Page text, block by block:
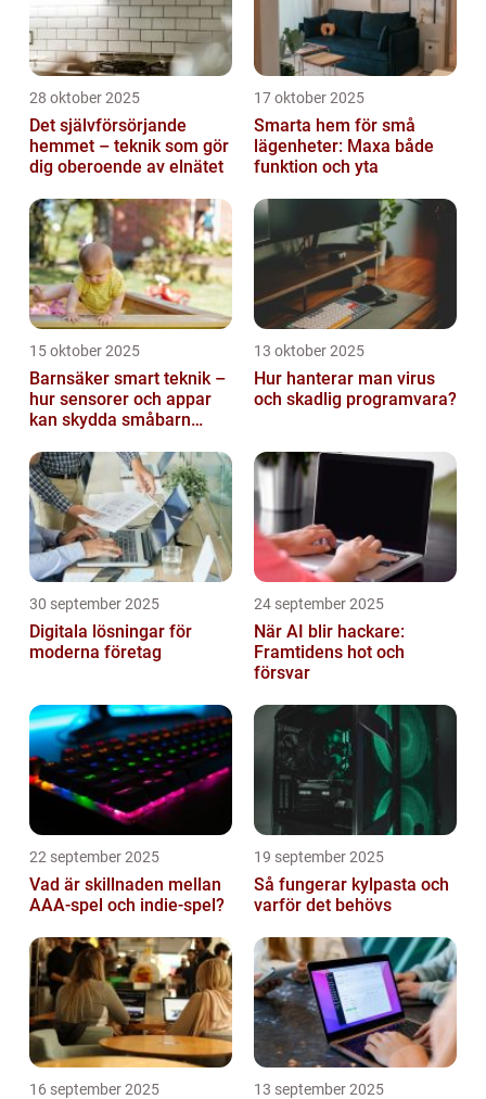
28 oktober 2025
Det självförsörjande
hemmet – teknik som gör
dig oberoende av elnätet
17 oktober 2025
Smarta hem för små
lägenheter: Maxa både
funktion och yta
15 oktober 2025
Barnsäker smart teknik –
hur sensorer och appar
kan skydda småbarn
13 oktober 2025
Hur hanterar man virus
och skadlig programvara?
30 september 2025
Digitala lösningar för
moderna företag
24 september 2025
När AI blir hackare:
Framtidens hot och
försvar
22 september 2025
Vad är skillnaden mellan
AAA-spel och indie-spel?
19 september 2025
Så fungerar kylpasta och
varför det behövs
16 september 2025 13 september 2025